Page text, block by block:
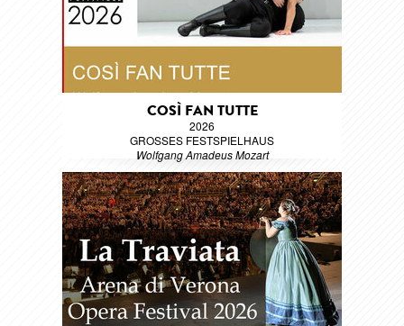
COSÌ FAN TUTTE
2026
GROSSES FESTSPIELHAUS
Wolfgang Amadeus Mozart